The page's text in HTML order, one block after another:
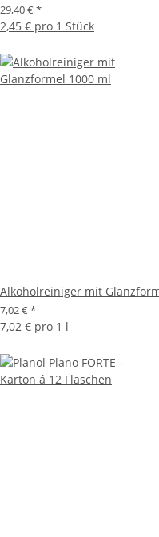
29,40 € *
2,45 € pro 1 Stück
Alkoholreiniger mit
7,02 € *
7,02 € pro 1 l